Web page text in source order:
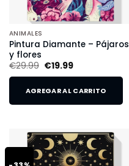
ANIMALES
Pintura Diamante – Pájaros
y flores
€29.99 €19.99
AGREGAR AL CARRITO